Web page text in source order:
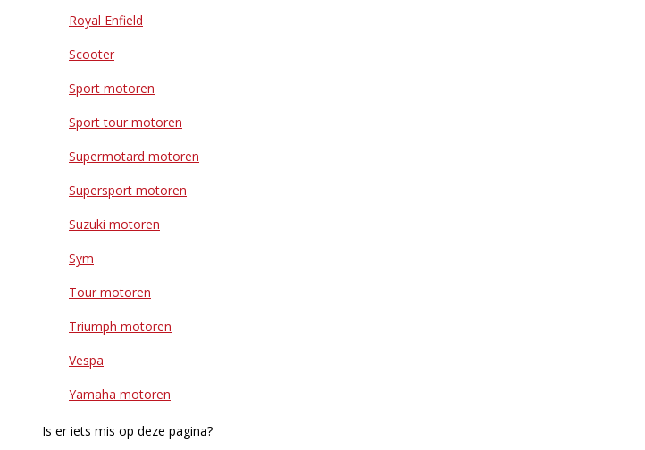
Royal Enfield
Scooter
Sport motoren
Sport tour motoren
Supermotard motoren
Supersport motoren
Suzuki motoren
Sym
Tour motoren
Triumph motoren
Vespa
Yamaha motoren
Is er iets mis op deze pagina?